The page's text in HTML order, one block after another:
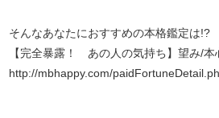
そんなあなたにおすすめの本格鑑定は!?
【完全暴露！ あの人の気持ち】望み/
http://mbhappy.com/